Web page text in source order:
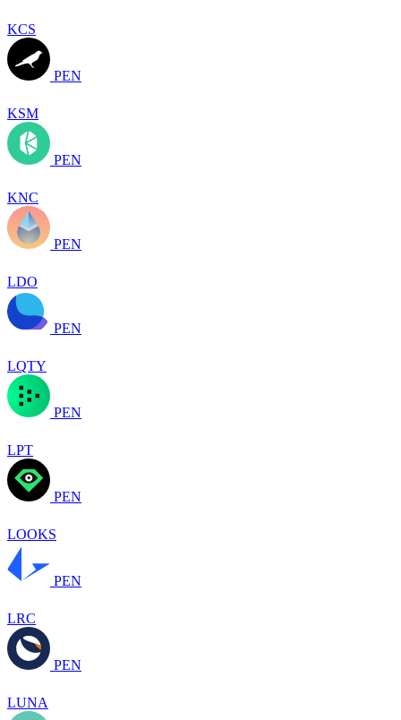
KCS
PEN
KSM
PEN
KNC
PEN
LDO
PEN
LQTY
PEN
LPT
PEN
LOOKS
PEN
LRC
PEN
LUNA